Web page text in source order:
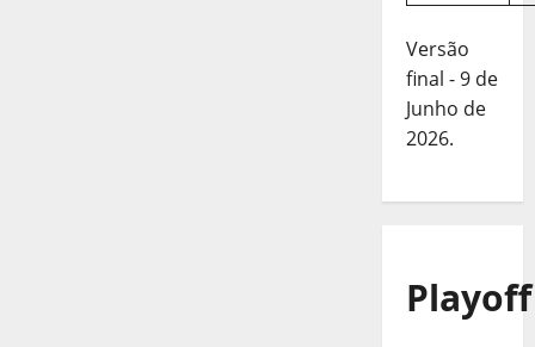
Versão
final - 9 de
Junho de
2026.
Playoff